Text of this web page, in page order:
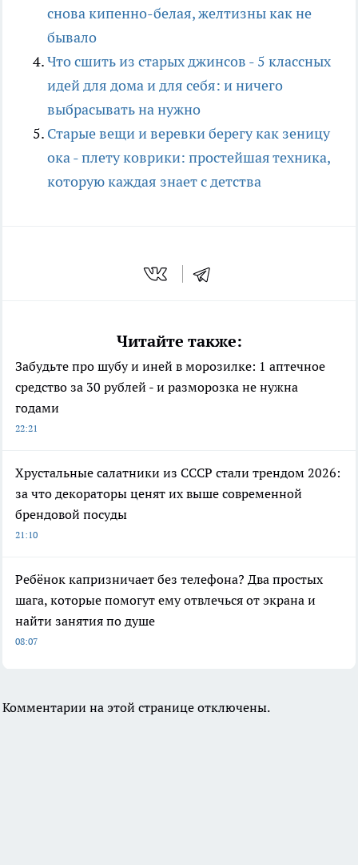
снова кипенно-белая, желтизны как не
бывало
Что сшить из старых джинсов - 5 классных
идей для дома и для себя: и ничего
выбрасывать на нужно
Старые вещи и веревки берегу как зеницу
ока - плету коврики: простейшая техника,
которую каждая знает с детства
Читайте также:
Забудьте про шубу и иней в морозилке: 1 аптечное
средство за 30 рублей - и разморозка не нужна
годами
22:21
Хрустальные салатники из СССР стали трендом 2026:
за что декораторы ценят их выше современной
брендовой посуды
21:10
Ребёнок капризничает без телефона? Два простых
шага, которые помогут ему отвлечься от экрана и
найти занятия по душе
08:07
Комментарии на этой странице отключены.